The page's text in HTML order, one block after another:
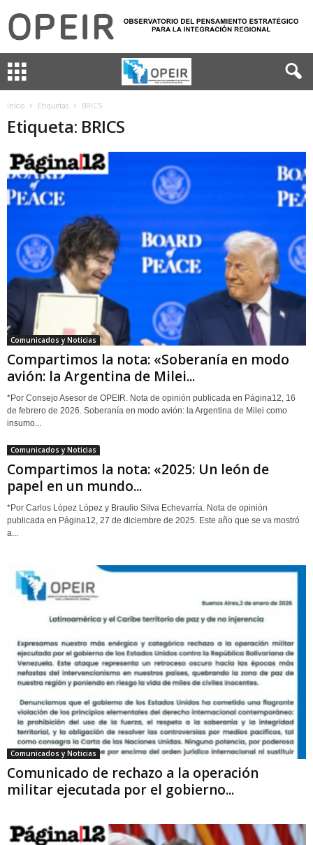
Inicio Etiquetas BRICS
Etiqueta: BRICS
Comunicados y Noticias
Compartimos la nota: «Soberanía en modo
avión: la Argentina de Milei...
*Por Consejo Asesor de OPEIR. Nota de opinión publicada en Página12, 16
de febrero de 2026. Soberanía en modo avión: la Argentina de Milei como
insumo...
Comunicados y Noticias
Compartimos la nota: «2025: Un león de
papel en un mundo...
*Por Carlos López López y Braulio Silva Echevarría. Nota de opinión
publicada en Página12, 27 de diciembre de 2025. Este año que se va mostró
a...
Comunicados y Noticias
Comunicado de rechazo a la operación
militar ejecutada por el gobierno...